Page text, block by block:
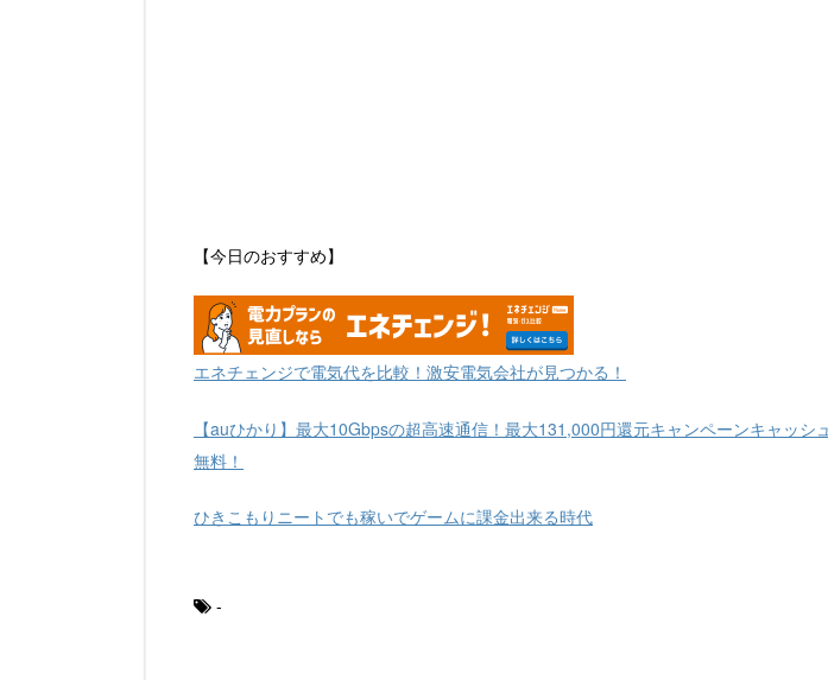
【今日のおすすめ】
エネチェンジで電気代を比較！激安電気会社が見つかる！
【auひかり】最大10Gbpsの超高速通信！最大131,000円還元キャンペーンキャッシ
無料！
ひきこもりニートでも稼いでゲームに課金出来る時代
-